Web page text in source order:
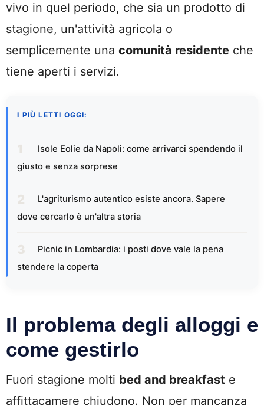
vivo in quel periodo, che sia un prodotto di
stagione, un'attività agricola o
semplicemente una comunità residente che
tiene aperti i servizi.
I PIÙ LETTI OGGI:
Isole Eolie da Napoli: come arrivarci spendendo il
giusto e senza sorprese
L'agriturismo autentico esiste ancora. Sapere
dove cercarlo è un'altra storia
Picnic in Lombardia: i posti dove vale la pena
stendere la coperta
Il problema degli alloggi e
come gestirlo
Fuori stagione molti bed and breakfast e
affittacamere chiudono. Non per mancanza